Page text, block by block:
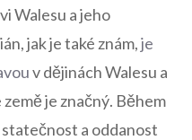
Walesu a jeho
jak je také⁣ znám,je
v dějinách Walesu a
je‍ značný.‍ Během
⁣a⁣ oddanost